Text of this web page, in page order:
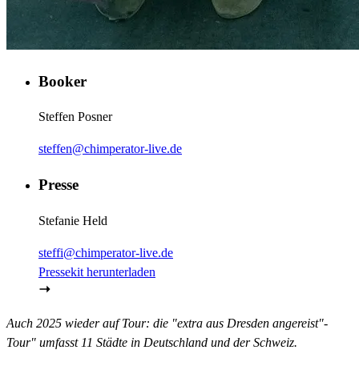
Booker
Steffen Posner
steffen@chimperator-live.de
Presse
Stefanie Held
steffi@chimperator-live.de
Pressekit herunterladen
Auch 2025 wieder auf Tour: die "extra aus Dresden angereist"-
Tour" umfasst 11 Städte in Deutschland und der Schweiz.